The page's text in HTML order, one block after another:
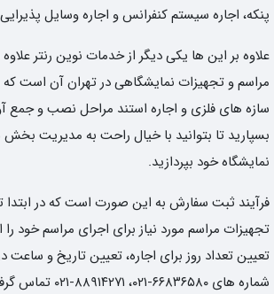
پنکه، اجاره سیستم کنفرانس و اجاره وسایل
علاوه بر این ها یکی دیگر از خدمات نوین رنتر
مراسم و تجهیزات نمایشگاهی در تهران آن است که
سازه های فلزی و اجاره استند مراحل نصب و جمع
بسپارید تا بتوانید با خیال راحت به مدیریت بخش
نمایشگاه خود بپردازید.
فرآیند ثبت سفارش به این صورت است که در ابتدا
تجهیزات مراسم مورد نیاز برای اجرای مراسم خود
تعیین تعداد روز برای اجاره، تعیین تاریخ و ساعت
شماره های